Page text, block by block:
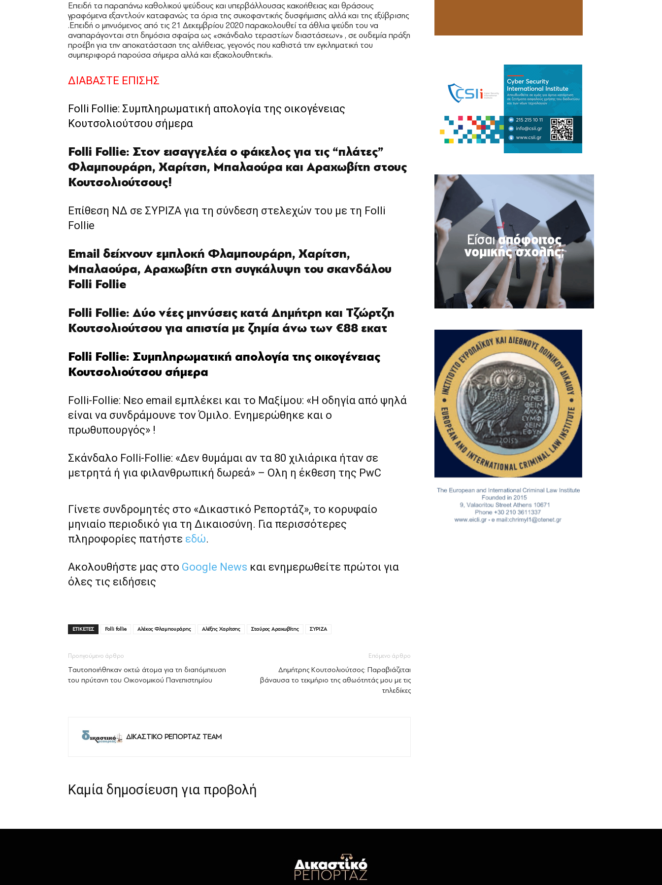
Επειδή τα παραπάνω καθολικού ψεύδους και υπερβάλλουσας κακοήθειας και θράσους
γραφόμενα εξαντλούν καταφανώς τα όρια της συκοφαντικής δυσφήμισης αλλά και της εξύβρισης
.Επειδή ο μηνυόμενος από τις 21 Δεκεμβρίου 2020 παρακολουθεί τα άθλια ψεύδη του να
αναπαράγονται στη δημόσια σφαίρα ως «σκάνδαλο τεραστίων διαστάσεων» , σε ουδεμία πράξη
προέβη για την αποκατάσταση της αλήθειας, γεγονός που καθιστά την εγκληματική του
συμπεριφορά παρούσα σήμερα αλλά και εξακολουθητική».
ΔΙΑΒΑΣΤΕ ΕΠΙΣΗΣ
Folli Follie: Συμπληρωματική απολογία της οικογένειας
Κουτσολιούτσου σήμερα
Folli Follie: Στον εισαγγελέα ο φάκελος για τις “πλάτες”
Φλαμπουράρη, Χαρίτση, Μπαλαούρα και Αραχωβίτη στους
Κουτσολιούτσους!
Επίθεση ΝΔ σε ΣΥΡΙΖΑ για τη σύνδεση στελεχών του με τη Folli
Follie
Email δείχνουν εμπλοκή Φλαμπουράρη, Χαρίτση,
Μπαλαούρα, Αραχωβίτη στη συγκάλυψη του σκανδάλου
Folli Follie
Folli Follie: Δύο νέες μηνύσεις κατά Δημήτρη και Τζώρτζη
Κουτσολιούτσου για απιστία με ζημία άνω των ‎€88 εκατ
Folli Follie: Συμπληρωματική απολογία της οικογένειας
Κουτσολιούτσου σήμερα
Folli-Follie: Νεο email εμπλέκει και το Μαξίμου: «Η οδηγία από ψηλά
είναι να συνδράμουνε τον Όμιλο. Ενημερώθηκε και ο
πρωθυπουργός» !
Σκάνδαλο Folli-Follie: «Δεν θυμάμαι αν τα 80 χιλιάρικα ήταν σε
μετρητά ή για φιλανθρωπική δωρεά» – Ολη η έκθεση της PwC
Γίνετε συνδρομητές στο «Δικαστικό Ρεπορτάζ», το κορυφαίο
μηνιαίο περιοδικό για τη Δικαιοσύνη. Για περισσότερες
πληροφορίες πατήστε εδώ.
Ακολουθήστε μας στο Google News και ενημερωθείτε πρώτοι για
όλες τις ειδήσεις
ΕΤΙΚΕΤΕΣ Folli follie Αλέκος Φλαμπουράρης Αλέξης Χαρίτσης Σταύρος Αραχωβίτης ΣΥΡΙΖΑ
Προηγούμενο άρθρο
Ταυτοποιήθηκαν οκτώ άτομα για τη διαπόμπευση
του πρύτανη του Οικονομικού Πανεπιστημίου
Επόμενο άρθρο
Δημήτρης Κουτσολιούτσος: Παραβιάζεται
βάναυσα το τεκμήριο της αθωότητάς μου με τις
τηλεδίκες
ΔΙΚΑΣΤΙΚΟ ΡΕΠΟΡΤΑΖ TEAM
Καμία δημοσίευση για προβολή